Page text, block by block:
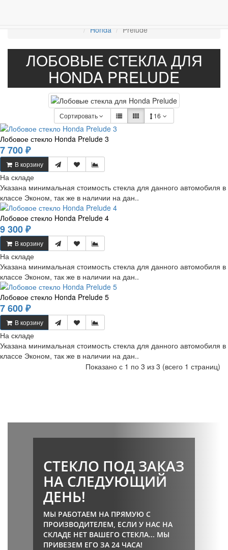
Honda
Prelude
ЛОБОВЫЕ СТЕКЛА ДЛЯ
HONDA PRELUDE
Сортировать 16
Лобовое стекло Honda Prelude 3
7 700 ₽
В корзину
На складе
Указана минимальная стоимость стекла для данного автомобиля в
классе Эконом, так же в наличии на дан..
Лобовое стекло Honda Prelude 4
9 300 ₽
В корзину
На складе
Указана минимальная стоимость стекла для данного автомобиля в
классе Эконом, так же в наличии на дан..
Лобовое стекло Honda Prelude 5
7 600 ₽
В корзину
На складе
Указана минимальная стоимость стекла для данного автомобиля в
классе Эконом, так же в наличии на дан..
Показано с 1 по 3 из 3 (всего 1 страниц)
СТЕКЛО ПОД ЗАКАЗ
НА СЛЕДУЮЩИЙ
ДЕНЬ!
МЫ РАБОТАЕМ НА ПРЯМУЮ С
ПРОИЗВОДИТЕЛЕМ, ЕСЛИ У НАС НА
СКЛАДЕ НЕТ ВАШЕГО СТЕКЛА... МЫ
ПРИВЕЗЕМ ЕГО ЗА 24 ЧАСА!